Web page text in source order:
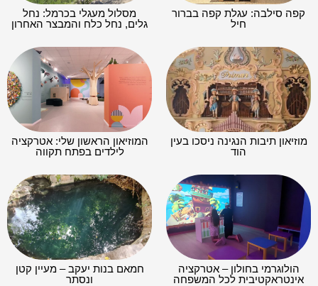
קפה סילבה: עגלת קפה בברור
חיל
מסלול מעגלי בכרמל: נחל
גלים, נחל כלח והמבצר האחרון
מוזיאון תיבות הנגינה ניסכו בעין
הוד
המוזיאון הראשון שלי: אטרקציה
לילדים בפתח תקווה
הולוגרמי בחולון – אטרקציה
אינטראקטיבית לכל המשפחה
חמאם בנות יעקב – מעיין קטן
ונסתר​